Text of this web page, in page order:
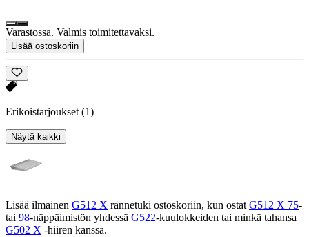
Varastossa. Valmis toimitettavaksi.
Lisää ostoskoriin
Erikoistarjoukset (1)
Näytä kaikki
Lisää ilmainen G512 X rannetuki ostoskoriin, kun ostat G512 X 75-
tai 98-näppäimistön yhdessä G522-kuulokkeiden tai minkä tahansa
G502 X -hiiren kanssa.